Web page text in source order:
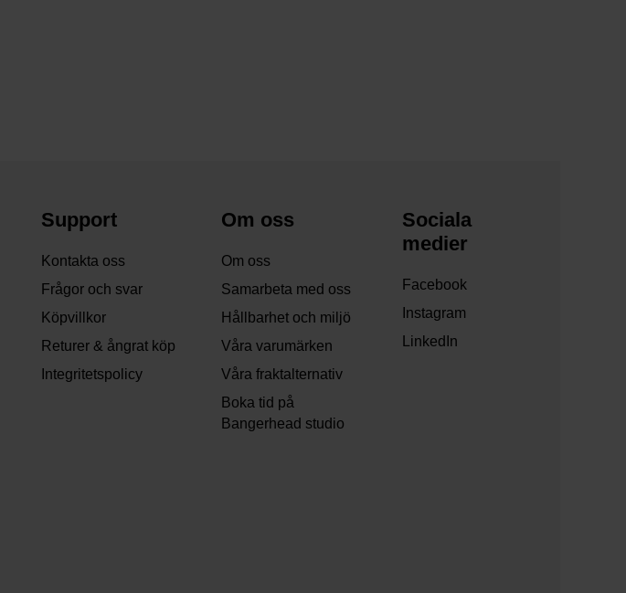
Support
Kontakta oss
Frågor och svar
Köpvillkor
Returer & ångrat köp
Integritetspolicy
Om oss
Om oss
Samarbeta med oss
Hållbarhet och miljö
Våra varumärken
Våra fraktalternativ
Boka tid på
Bangerhead studio
Sociala
medier
Facebook
Instagram
LinkedIn